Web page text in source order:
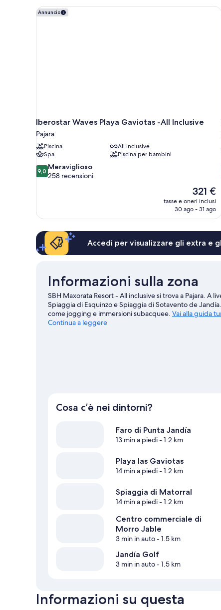
Annuncio
Iberostar Waves Playa Gaviotas -All Inclusive
Pajara
Piscina
All inclusive
Spa
Piscina per bambini
9.0
su
recensioni
9,0 Meraviglioso
258 recensioni
Il
prezzo
attuale
321 €
tasse e oneri inclusi
30 ago - 31 ago
Iberostar Waves Playa Gaviotas -All Inclusive
Accedi per visualizzare gli extra e
Informazioni sulla zona
SBH Maxorata Resort - All inclusive si trova a Pajara. A
Spiaggia di Esquinzo e Spiaggia di Sotavento de
come jogging e immersioni subacquee. Vai alla guida
Continua a leggere
Cosa c’è nei dintorni?
Faro di Punta Jandía
13 min a piedi- 1.2 km
Playa las Gaviotas
14 min a piedi- 1.2 km
Spiaggia di Matorral
14 min a piedi- 1.2 km
Centro commerciale di
Morro Jable
3 min in auto- 1.5 km
Jandía Golf
3 min in auto- 1.5 km
Informazioni su questa